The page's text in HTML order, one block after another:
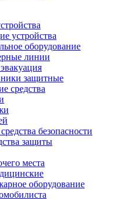
устройства
оборудование
линии
защитные
средства
безопасности
защиты
места
оборудование